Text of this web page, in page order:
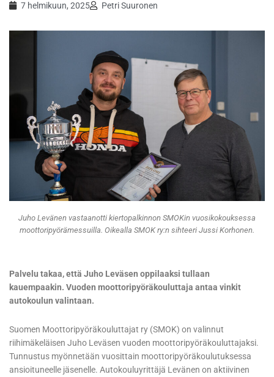
7 helmikuun, 2025 Petri Suuronen
Juho Levänen vastaanotti kiertopalkinnon SMOKin vuosikokouksessa
moottoripyörämessuilla. Oikealla SMOK ry:n sihteeri Jussi Korhonen.
Palvelu takaa, että Juho Leväsen oppilaaksi tullaan
kauempaakin. Vuoden moottoripyöräkouluttaja antaa vinkit
autokoulun valintaan.
Suomen Moottoripyöräkouluttajat ry (SMOK) on valinnut
riihimäkeläisen Juho Leväsen vuoden moottoripyöräkouluttajaksi.
Tunnustus myönnetään vuosittain moottoripyöräkoulutuksessa
ansioituneelle jäsenelle. Autokouluyrittäjä Levänen on aktiivinen